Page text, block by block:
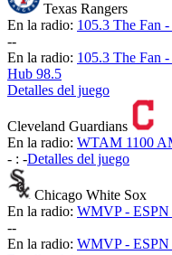
Texas Rangers
En la radio: 105.3 The Fan
--
En la radio: 105.3 The Fan
Hub 98.5
Detalles del juego
Cleveland Guardians
En la radio: WTAM 1100
- : -Detalles del juego
Chicago White Sox
En la radio: WMVP -
--
En la radio: WMVP -